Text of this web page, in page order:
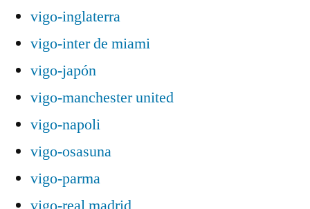
vigo-inglaterra
vigo-inter de miami
vigo-japón
vigo-manchester united
vigo-napoli
vigo-osasuna
vigo-parma